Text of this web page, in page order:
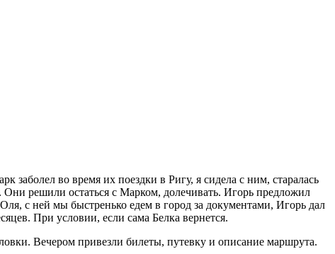
во время их поездки в Ригу, я сидела с ним, старалась
Они решили остаться с Марком, долечивать. Игорь предложил
с ней мы быстренько едем в город за документами, Игорь дал
При условии, если сама Белка вернется.
Вечером привезли билеты, путевку и описание маршрута.